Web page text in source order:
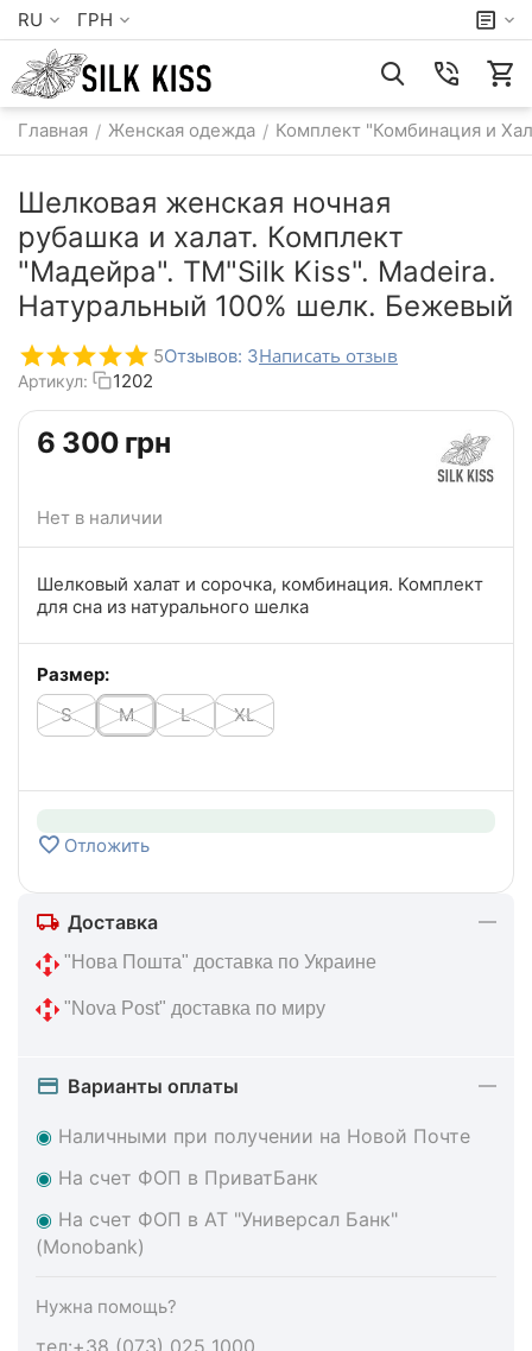
RU ГРН
Главная / Женская одежда / Комплект "Комбинация и
Шелковая женская ночная
рубашка и халат. Комплект
"Мадейра". TM"Silk Kiss". Madeira.
Натуральный 100% шелк. Бежевый
5Отзывов: 3Написать отзыв
Артикул: 1202
‍6 300‍ грн
Нет в наличии
Шелковый халат и сорочка, комбинация. Комплект
для сна из натурального шелка
Размер:
S
M L XL
Отложить
Доставка
"Нова Пошта" доставка по Украине
"Nova Post" доставка по миру
Варианты оплаты
◉ Наличными при получении на Новой Почте
◉ На счет ФОП в ПриватБанк
◉ На счет ФОП в АТ "Универсал Банк"
(Monobank)
Нужна помощь?
тел:+38 (073) 025 1000